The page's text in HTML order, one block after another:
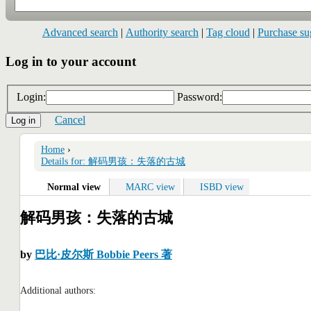
Advanced search Authority search Tag cloud Purchase
Log in to your account
Login:
Password:
Cancel
Home ›
Details for: 解码男孩：失落的古城
Normal view MARC view ISBD view
解码男孩：失落的古城
by 巴比·皮尔斯 Bobbie Peers 著
Additional authors: